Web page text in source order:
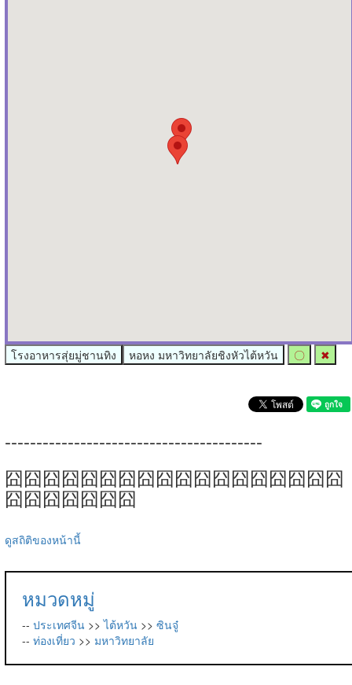
โรงอาหารสุ่ยมู่ชานทิง หอหง มหาวิทยาลัยชิงหัวไต้หวัน 〇 ✖
-----------------------------------------
囧囧囧囧囧囧囧囧囧囧囧囧囧囧囧囧囧囧
囧囧囧囧囧囧囧
ดูสถิติของหน้านี้
หมวดหมู่
-- ประเทศจีน >>ไต้หวัน >> ซินจู๋
-- ท่องเที่ยว >> มหาวิทยาลัย